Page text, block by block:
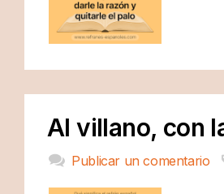
Al villano, con
Publicar un comentario